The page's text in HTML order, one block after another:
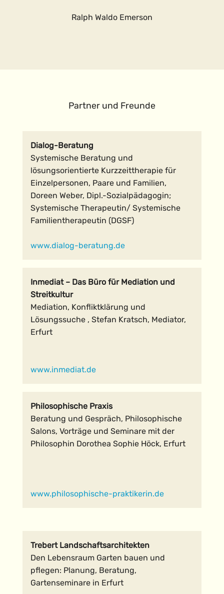
Ralph Waldo Emerson
Partner und Freunde
Dialog-Beratung
Systemische Beratung und
lösungsorientierte Kurzzeittherapie für
Einzelpersonen, Paare und Familien,
Doreen Weber, Dipl.-Sozialpädagogin;
Systemische Therapeutin/ Systemische
Familientherapeutin (DGSF)
www.dialog-beratung.de
Inmediat – Das Büro für Mediation und
Streitkultur
Mediation, Konfliktklärung und
Lösungssuche , Stefan Kratsch, Mediator,
Erfurt
www.inmediat.de
Philosophische Praxis
Beratung und Gespräch, Philosophische
Salons, Vorträge und Seminare mit der
Philosophin Dorothea Sophie Höck, Erfurt
www.philosophische-praktikerin.de
Trebert Landschaftsarchitekten
Den Lebensraum Garten bauen und
pflegen: Planung, Beratung,
Gartenseminare in Erfurt